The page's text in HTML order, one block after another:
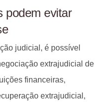
podem evitar
judicial, é possível
extrajudicial de
financeiras,
extrajudicial,